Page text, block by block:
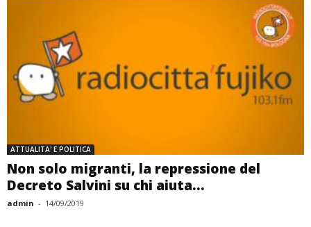
ATTUALITA' E POLITICA
Non solo migranti, la repressione del
Decreto Salvini su chi aiuta...
admin - 14/09/2019